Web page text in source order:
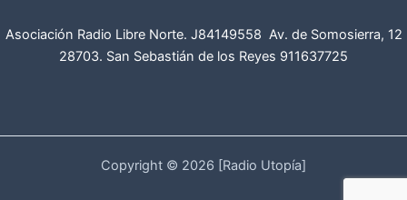
Asociación Radio Libre Norte. J84149558 Av. de Somosierra, 12
28703. San Sebastián de los Reyes 911637725
Copyright © 2026 [Radio Utopía]